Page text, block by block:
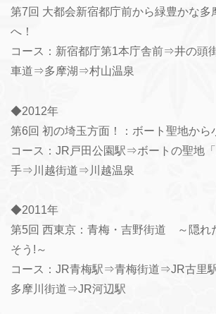
第7回 大都会新宿都庁前から緑豊かな多
へ！
コース：新宿都庁第1本庁舎前⇒井の頭
車道⇒多摩湖⇒村山温泉
◆2012年
第6回 初の埼玉方面！：ボート聖地から
コース：JR戸田公園駅⇒ボートの聖地
手⇒川越街道⇒川越温泉
◆2011年
第5回 西東京：青梅・吉野街道 ～隠れ
そう!～
コース：JR青梅駅⇒青梅街道⇒JR古里
多摩川街道⇒JR河辺駅